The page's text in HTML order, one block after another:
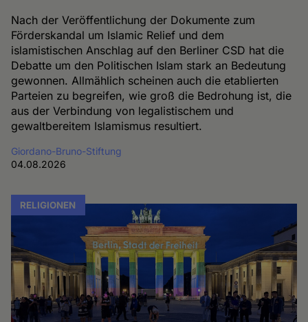
Nach der Veröffentlichung der Dokumente zum
Förderskandal um Islamic Relief und dem
islamistischen Anschlag auf den Berliner CSD hat die
Debatte um den Politischen Islam stark an Bedeutung
gewonnen. Allmählich scheinen auch die etablierten
Parteien zu begreifen, wie groß die Bedrohung ist, die
aus der Verbindung von legalistischem und
gewaltbereitem Islamismus resultiert.
Giordano-Bruno-Stiftung
04.08.2026
RELIGIONEN